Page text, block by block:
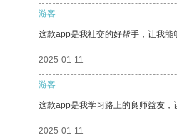
游客
这款app是我社交的好帮手，让我能
2025-01-11
游客
这款app是我学习路上的良师益友，
2025-01-11